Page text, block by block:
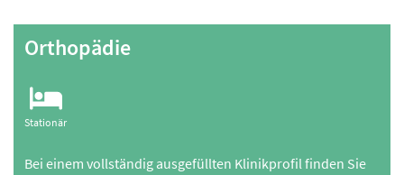
Orthopädie
Stationär
Bei einem vollständig ausgefüllten Klinikprofil finden Sie